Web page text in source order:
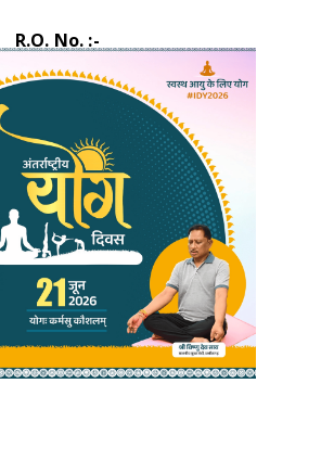
R.O. No. :-